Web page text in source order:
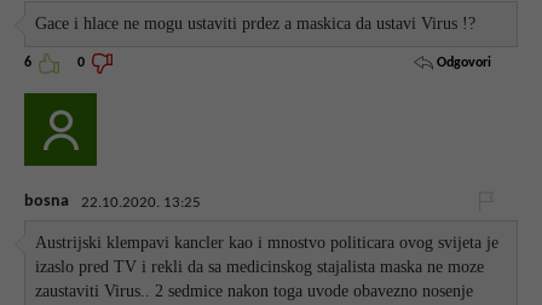
Gace i hlace ne mogu ustaviti prdez a maskica da ustavi Virus !?
6 0 Odgovori
bosna 22.10.2020. 13:25
Austrijski klempavi kancler kao i mnostvo politicara ovog svijeta je
izaslo pred TV i rekli da sa medicinskog stajalista maska ne moze
zaustaviti Virus.. 2 sedmice nakon toga uvode obavezno nosenje